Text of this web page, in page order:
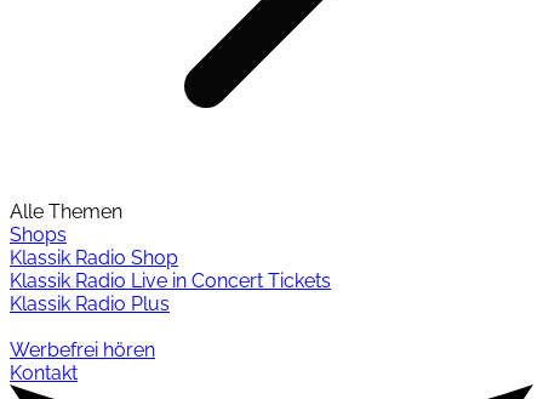
Alle Themen
Shops
Klassik Radio Shop
Klassik Radio Live in Concert Tickets
Klassik Radio Plus
Werbefrei hören
Kontakt